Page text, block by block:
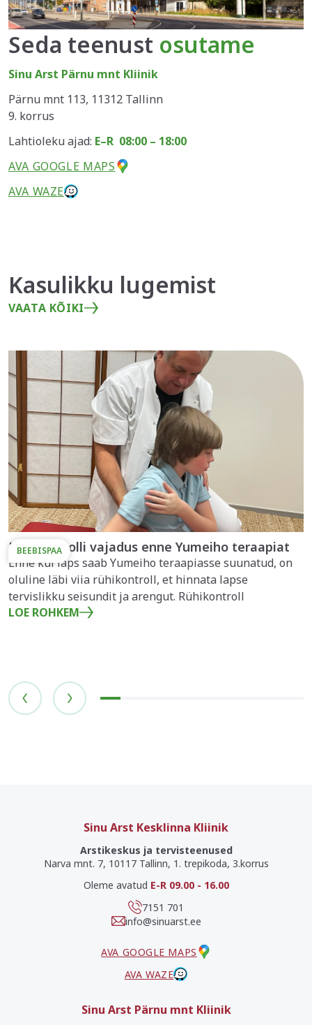
Seda teenust osutame
Sinu Arst Pärnu mnt Kliinik
Pärnu mnt 113, 11312 Tallinn
9. korrus
Lahtioleku ajad: E–R 08:00 – 18:00
AVA GOOGLE MAPS
AVA WAZE
Kasulikku lugemist
VAATA KÕIKI
BEEBISPAA
Rühikontrolli vajadus enne Yumeiho teraapiat
Enne kui laps saab Yumeiho teraapiasse suunatud, on
oluline läbi viia rühikontroll, et hinnata lapse
tervislikku seisundit ja arengut. Rühikontroll
LOE ROHKEM
Sinu Arst Kesklinna Kliinik
Arstikeskus ja tervisteenused
Narva mnt. 7, 10117 Tallinn, 1. trepikoda, 3.korrus
Oleme avatud E-R 09.00 - 16.00
7151 701
info@sinuarst.ee
AVA GOOGLE MAPS
AVA WAZE
Sinu Arst Pärnu mnt Kliinik